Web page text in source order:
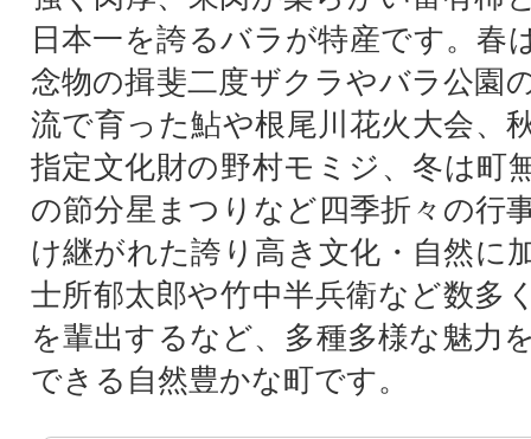
日本一を誇るバラが特産です。春
念物の揖斐二度ザクラやバラ公園
流で育った鮎や根尾川花火大会、
指定文化財の野村モミジ、冬は町
の節分星まつりなど四季折々の行
け継がれた誇り高き文化・自然に
士所郁太郎や竹中半兵衛など数多
を輩出するなど、多種多様な魅力
できる自然豊かな町です。